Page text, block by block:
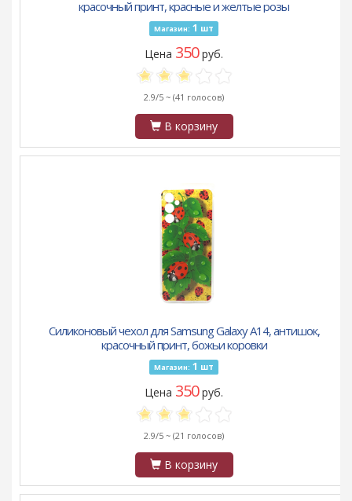
красочный принт, красные и желтые розы
Магазин: 1 шт
Цена 350руб.
2.9/5 ~ (41 голосов)
В корзину
Силиконовый чехол для Samsung Galaxy A14, антишок,
красочный принт, божьи коровки
Магазин: 1 шт
Цена 350руб.
2.9/5 ~ (21 голосов)
В корзину